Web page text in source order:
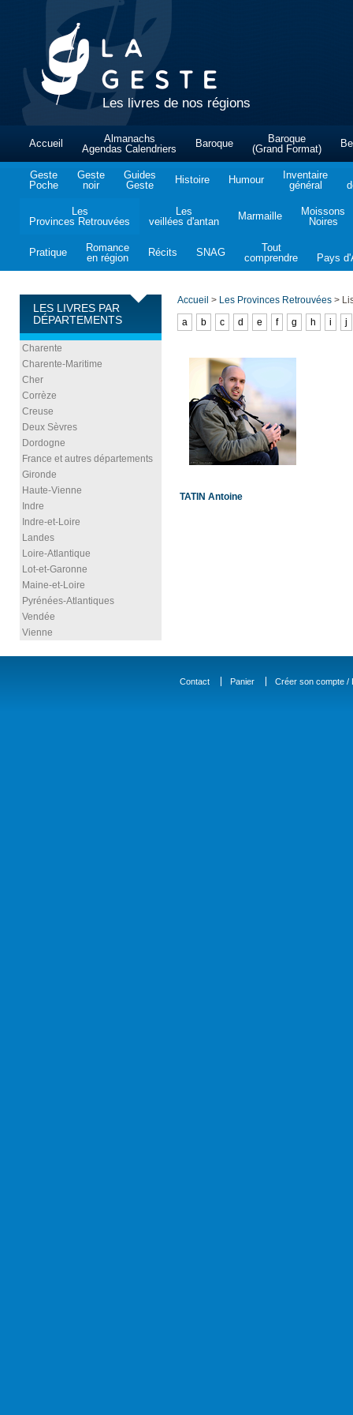
Les livres de nos régions
Accueil
Almanachs
Agendas Calendriers
Baroque
Baroque
(Grand Format)
Geste
Poche
Geste
noir
Guides
Geste
Histoire Humour
Inventaire
général
Les
Provinces Retrouvées
Les
veillées d'antan
Marmaille
Moissons
Noires
Pratique
Romance
en région
Récits SNAG
Tout
comprendre
Pays
LES LIVRES PAR
DÉPARTEMENTS
Charente
Charente-Maritime
Cher
Corrèze
Creuse
Deux Sèvres
Dordogne
France et autres départements
Gironde
Haute-Vienne
Indre
Indre-et-Loire
Landes
Loire-Atlantique
Lot-et-Garonne
Maine-et-Loire
Pyrénées-Atlantiques
Vendée
Vienne
Accueil > Les Provinces Retrouvées >
a
b c d e f g h i j
TATIN Antoine
Contact Panier Créer son compte /